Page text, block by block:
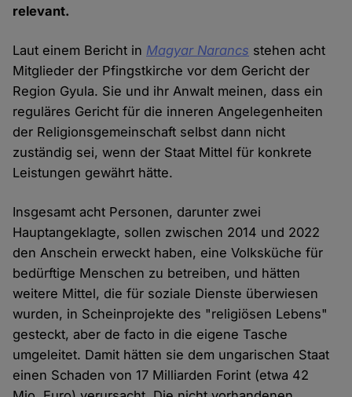
relevant.
Laut einem Bericht in Magyar Narancs stehen acht
Mitglieder der Pfingstkirche vor dem Gericht der
Region Gyula. Sie und ihr Anwalt meinen, dass ein
reguläres Gericht für die inneren Angelegenheiten
der Religionsgemeinschaft selbst dann nicht
zuständig sei, wenn der Staat Mittel für konkrete
Leistungen gewährt hätte.
Insgesamt acht Personen, darunter zwei
Hauptangeklagte, sollen zwischen 2014 und 2022
den Anschein erweckt haben, eine Volksküche für
bedürftige Menschen zu betreiben, und hätten
weitere Mittel, die für soziale Dienste überwiesen
wurden, in Scheinprojekte des "religiösen Lebens"
gesteckt, aber de facto in die eigene Tasche
umgeleitet. Damit hätten sie dem ungarischen Staat
einen Schaden von 17 Milliarden Forint (etwa 42